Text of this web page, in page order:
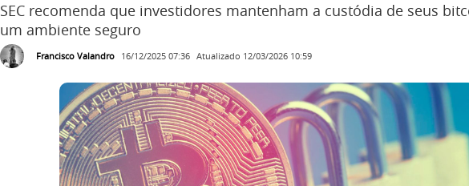
SEC recomenda que investidores mantenham a custódia de seus
um ambiente seguro
Francisco Valandro 16/12/2025 07:36 Atualizado 12/03/2026 10:59